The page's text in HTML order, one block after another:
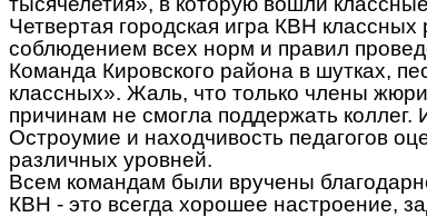
Четвертая городская игра КВН
соблюдением всех норм и правил
Команда Кировского района в шутках,
классных». Жаль, что только члены
причинам не смогла поддержать
Остроумие и находчивость педагогов
различных уровней.
Всем командам были вручены
КВН - это всегда хорошее настроение,